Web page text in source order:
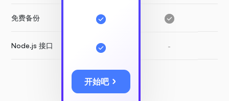
免费备份
Node.js 接口
开始吧
-